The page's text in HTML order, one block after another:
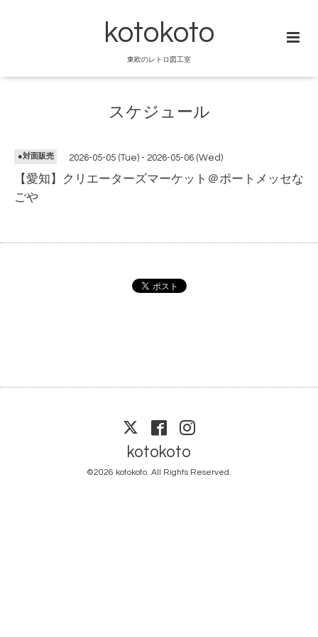
kotokoto
東欧のレトロ図工室
スケジュール
●対面販売 2026-05-05 (Tue) - 2026-05-06 (Wed)
【愛知】クリエーターズマーケット＠ポートメッセな
ごや
kotokoto
©2026 kotokoto. All Rights Reserved.